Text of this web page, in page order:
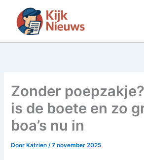
inhoud
Zonder
is de boete en zo
boa’s nu in
Door Katrien/7 november 2025